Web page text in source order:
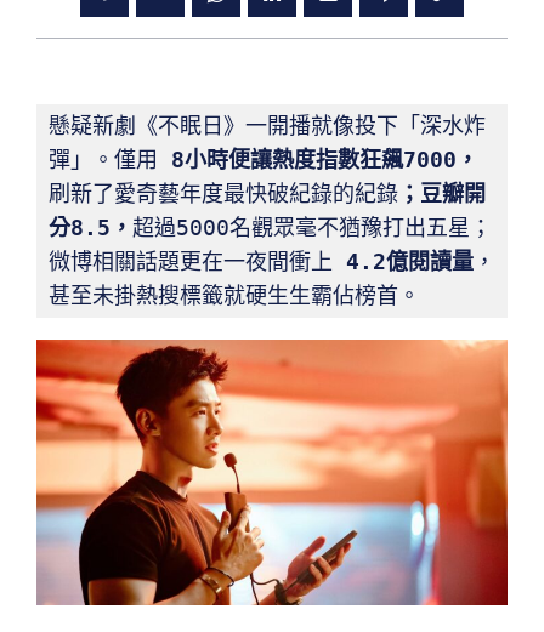
懸疑新劇《不眠日》一開播就像投下「深水炸
彈」。僅用 8小時便讓熱度指數狂飆7000 ，
刷新了愛奇藝年度最快破紀錄的紀錄 ； 豆瓣開
分8.5 ， 超過5000名觀眾毫不猶豫打出五星；
微博相關話題更在一夜間衝上 4.2億閱讀量 ，
甚至未掛熱搜標籤就硬生生霸佔榜首。